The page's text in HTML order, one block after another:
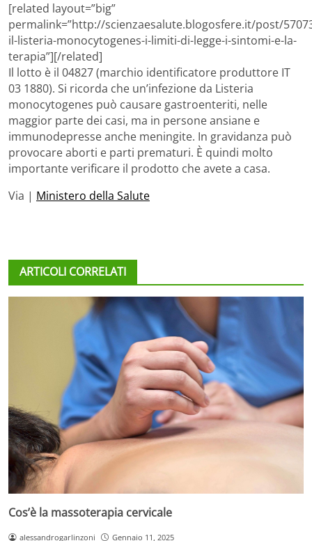
[related layout=”big”
permalink=”http://scienzaesalute.blogosfere.it/post/
il-listeria-monocytogenes-i-limiti-di-legge-i-sintomi-e-la-
terapia”][/related]
Il lotto è il 04827 (marchio identificatore produttore IT
03 1880). Si ricorda che un’infezione da Listeria
monocytogenes può causare gastroenteriti, nelle
maggior parte dei casi, ma in persone ansiane e
immunodepresse anche meningite. In gravidanza può
provocare aborti e parti prematuri. È quindi molto
importante verificare il prodotto che avete a casa.
Via | Ministero della Salute
ARTICOLI CORRELATI
Cos’è la massoterapia cervicale
alessandrogarlinzoni Gennaio 11, 2025